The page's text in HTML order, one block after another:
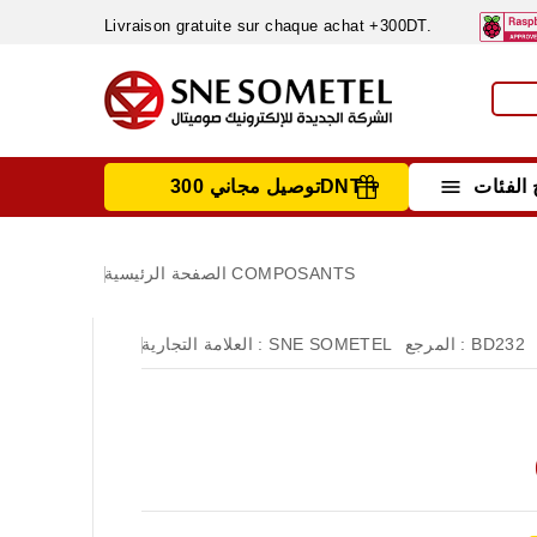
Livraison gratuite sur chaque achat +300DT.
 توصيل مجاني 300DNT +
الصفحة الرئيسية COMPOSANTS
العلامة التجارية : SNE SOMETEL المرجع : BD232